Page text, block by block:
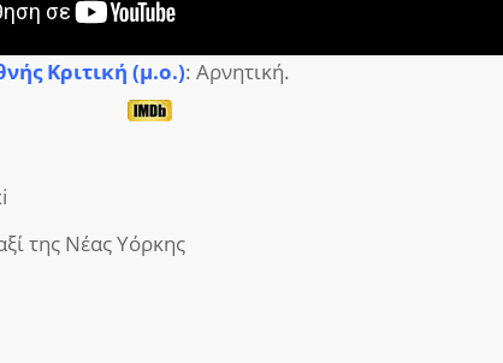
Κριτική (μ.ο.): Αρνητική.
της Νέας Υόρκης